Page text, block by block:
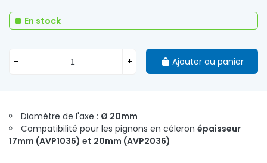
Diamètre de l'axe : Ø 20mm
Compatibilité pour les pignons en céleron épaisseur
17mm (AVP1035) et 20mm (AVP2036)
En stock
- + Ajouter au panier